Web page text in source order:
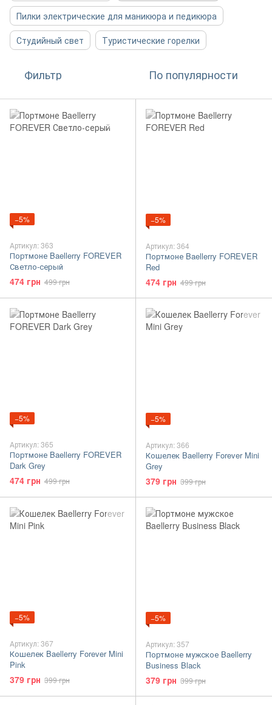
Пилки электрические для маникюра и педикюра
Студийный свет
Туристические горелки
Фильтр По популярности
−5%
Артикул: 363
Портмоне Baellerry FOREVER
Светло-серый
474 грн 499 грн
−5%
Артикул: 364
Портмоне Baellerry FOREVER
Red
474 грн 499 грн
−5%
Артикул: 365
Портмоне Baellerry FOREVER
Dark Grey
474 грн 499 грн
−5%
Артикул: 366
Кошелек Baellerry Forever Mini
Grey
379 грн 399 грн
−5%
Артикул: 367
Кошелек Baellerry Forever Mini
Pink
379 грн 399 грн
−5%
Артикул: 357
Портмоне мужское Baellerry
Business Black
379 грн 399 грн